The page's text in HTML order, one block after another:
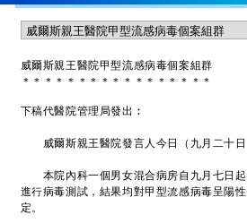
威爾斯親王醫院甲型流感病毒個案組群
＊ ＊ ＊ ＊ ＊ ＊ ＊ ＊ ＊ ＊ ＊ ＊ ＊ ＊ ＊ ＊ ＊
下稿代醫院管理局發出︰
威爾斯親王醫院發言人今日（九月二十日
本院內科一個男女混合病房自九月七日起
進行病毒測試，結果均對甲型流感病毒呈陽
定。